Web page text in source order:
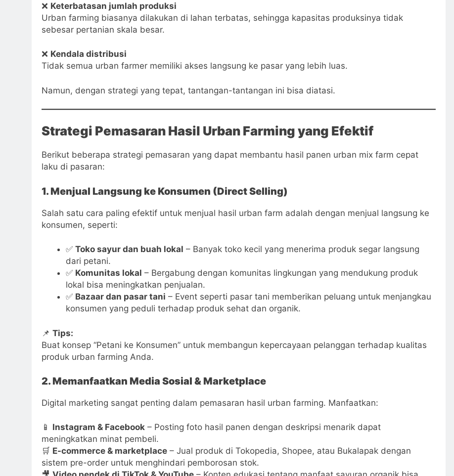
❌ Keterbatasan jumlah produksi
Urban farming biasanya dilakukan di lahan terbatas, sehingga kapasitas produksinya tidak
sebesar pertanian skala besar.
❌ Kendala distribusi
Tidak semua urban farmer memiliki akses langsung ke pasar yang lebih luas.
Namun, dengan strategi yang tepat, tantangan-tantangan ini bisa diatasi.
Strategi Pemasaran Hasil Urban Farming yang Efektif
Berikut beberapa strategi pemasaran yang dapat membantu hasil panen urban mix farm cepat
laku di pasaran:
1. Menjual Langsung ke Konsumen (Direct Selling)
Salah satu cara paling efektif untuk menjual hasil urban farm adalah dengan menjual langsung ke
konsumen, seperti:
✅ Toko sayur dan buah lokal – Banyak toko kecil yang menerima produk segar langsung
dari petani.
✅ Komunitas lokal – Bergabung dengan komunitas lingkungan yang mendukung produk
lokal bisa meningkatkan penjualan.
✅ Bazaar dan pasar tani – Event seperti pasar tani memberikan peluang untuk menjangkau
konsumen yang peduli terhadap produk sehat dan organik.
📌 Tips:
Buat konsep “Petani ke Konsumen” untuk membangun kepercayaan pelanggan terhadap kualitas
produk urban farming Anda.
2. Memanfaatkan Media Sosial & Marketplace
Digital marketing sangat penting dalam pemasaran hasil urban farming. Manfaatkan:
📱 Instagram & Facebook – Posting foto hasil panen dengan deskripsi menarik dapat
meningkatkan minat pembeli.
🛒 E-commerce & marketplace – Jual produk di Tokopedia, Shopee, atau Bukalapak dengan
sistem pre-order untuk menghindari pemborosan stok.